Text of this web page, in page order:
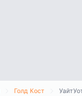
Голд Кост